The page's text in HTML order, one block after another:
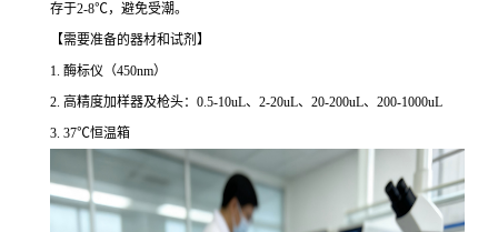
存于2-8℃，避免受潮。
【需要准备的器材和试剂】
1. 酶标仪（450nm）
2. 高精度加样器及枪头：0.5-10uL、2-20uL、20-200uL、200-1000uL
3. 37℃恒温箱